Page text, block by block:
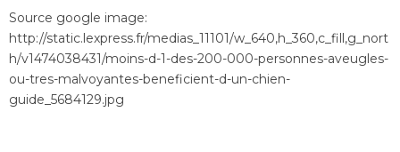
Source google image:
http://static.lexpress.fr/medias_11101/w_640,h_360,c_fill,g_nort
h/v1474038431/moins-d-1-des-200-000-personnes-aveugles-
ou-tres-malvoyantes-beneficient-d-un-chien-
guide_5684129.jpg